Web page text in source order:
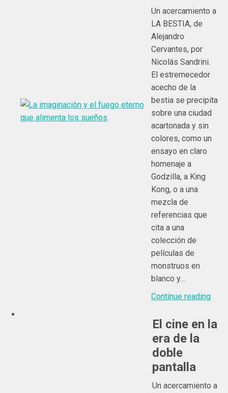
Un acercamiento a
LA BESTIA, de
Alejandro
Cervantes, por
Nicolás Sandrini.
El estremecedor
acecho de la
bestia se precipita
sobre una ciudad
acartonada y sin
colores, como un
ensayo en claro
homenaje a
Godzilla, a King
Kong, o a una
mezcla de
referencias que
cita a una
colección de
películas de
monstruos en
blanco y…
Continue reading
El cine en la
era de la
doble
pantalla
Un acercamiento a